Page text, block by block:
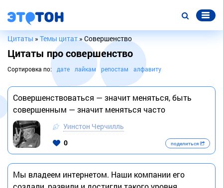
Цитаты » Темы цитат» Совершенство
Цитаты про совершенство
Сортировка по: дате лайкам репостам алфавиту
Совершенствоваться — значит меняться, быть
совершенным — значит меняться часто
Уинстон Черчилль
0
поделиться
Мы владеем интернетом. Наши компании его